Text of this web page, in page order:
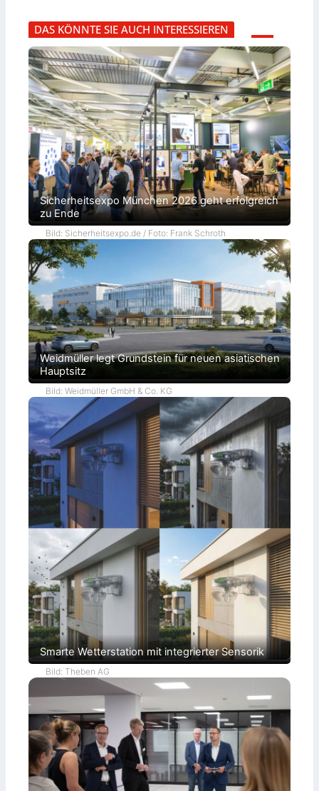
DAS KÖNNTE SIE AUCH INTERESSIEREN
Sicherheitsexpo München 2026 geht erfolgreich
zu Ende
Bild: Sicherheitsexpo.de / Foto: Frank Schroth
Weidmüller legt Grundstein für neuen asiatischen
Hauptsitz
Bild: Weidmüller GmbH & Co. KG
Smarte Wetterstation mit integrierter Sensorik
Bild: Theben AG